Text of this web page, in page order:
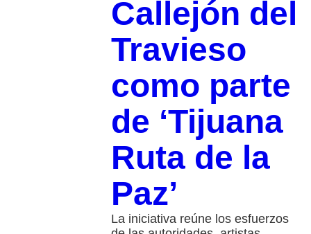
Callejón del
Travieso
como parte
de ‘Tijuana
Ruta de la
Paz’
La iniciativa reúne los esfuerzos